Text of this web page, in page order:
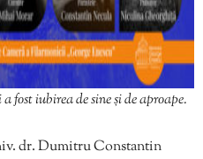
iubirea de sine și de aproape.
dr. Dumitru Constantin